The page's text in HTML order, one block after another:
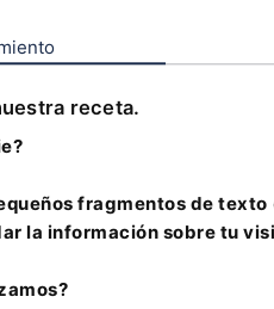
receta.
fragmentos de texto
la información sobre tu
un hito para la firma.
y reforzar nuestras
de alta calidad. La
tejido empresarial
propuesta de
de expansión y
en servicios
entre